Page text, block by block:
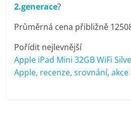
elektronika
porovnání
Elektro
OK,
recenze,
pračky,
2.generace?
Průměrná cena přibližně
Pořídit nejlevnější
Apple iPad Mini 32GB WiFi
Apple, recenze, srovnání, akce